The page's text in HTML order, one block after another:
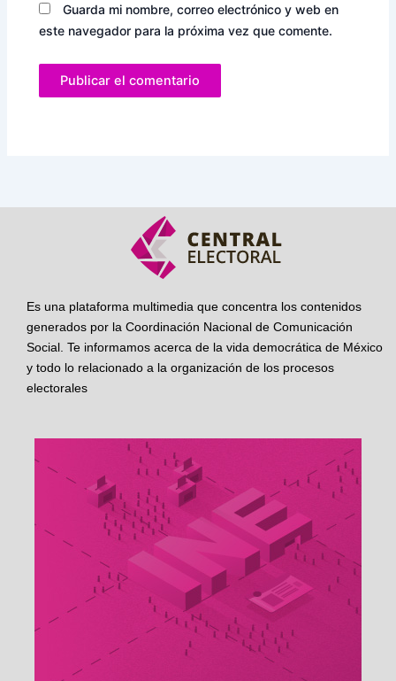
Guarda mi nombre, correo electrónico y web en
este navegador para la próxima vez que comente.
Es una plataforma multimedia que concentra los contenidos
generados por la Coordinación Nacional de Comunicación
Social. Te informamos acerca de la vida democrática de México
y todo lo relacionado a la organización de los procesos
electorales